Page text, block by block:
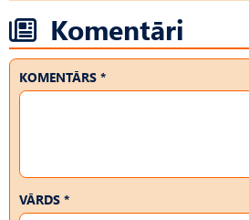
Komentāri
KOMENTĀRS *
VĀRDS *